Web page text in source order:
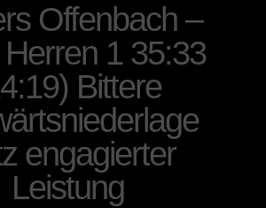
Offenbach –
1 35:33
Bittere
engagierter
Leistung